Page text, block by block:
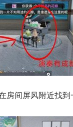
房间屏风附近找到